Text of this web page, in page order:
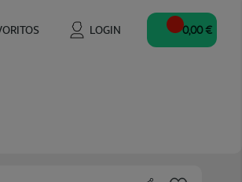
LOGIN 0,00 €